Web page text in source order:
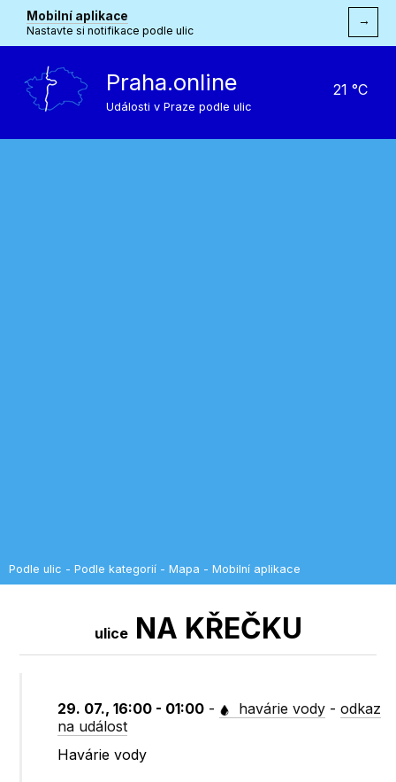
Mobilní aplikace
Nastavte si notifikace podle ulic
→
Praha.online
Události v Praze podle ulic
21 °C
Podle ulic - Podle kategorií - Mapa - Mobilní aplikace
uliceNA KŘEČKU
29. 07., 16:00 - 01:00 - havárie vody -odkaz
na událost
Havárie vody